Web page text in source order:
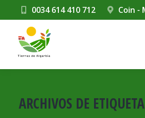
0034 614 410 712 Coin -
ARCHIVOS DE